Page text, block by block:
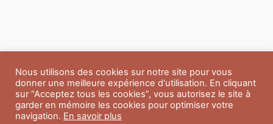
Formulaire de personnalisation Contact
Boutique
Blog
CGV
Mentions Légales
Politique de confidentialité
A propos
Copyright © 2026 Du Soleil et des Paillettes
Nous utilisons des cookies sur notre site pour vous
donner une meilleure expérience d'utilisation. En cliquant
sur “Acceptez tous les cookies”, vous autorisez le site à
garder en mémoire les cookies pour optimiser votre
navigation. En savoir plus